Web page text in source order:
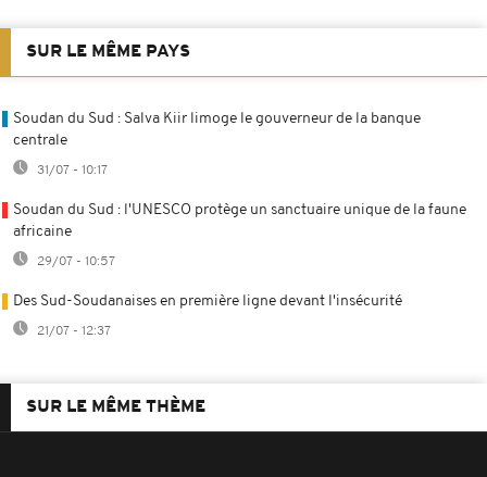
SUR LE MÊME PAYS
Soudan du Sud : Salva Kiir limoge le gouverneur de la banque
centrale
31/07 - 10:17
Soudan du Sud : l'UNESCO protège un sanctuaire unique de la faune
africaine
29/07 - 10:57
Des Sud-Soudanaises en première ligne devant l'insécurité
21/07 - 12:37
SUR LE MÊME THÈME